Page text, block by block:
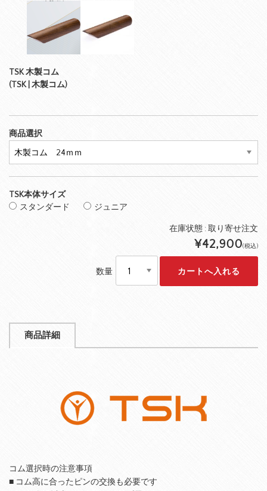
TSK 木製コム
(TSK | 木製コム)
商品選択
TSK本体サイズ
スタンダード
ジュニア
在庫状態 :取り寄せ注文
¥42,900(税込)
数量
商品詳細
コム選択時の注意事項
■ コム高に合ったピンの交換も必要です